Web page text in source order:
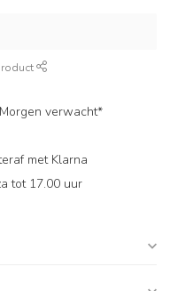
verwacht*
met Klarna
tot 17.00 uur